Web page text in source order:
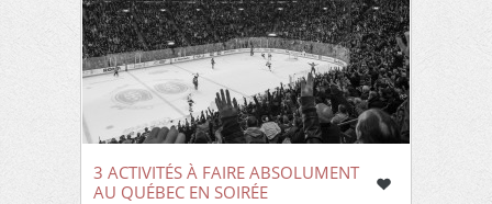
3 ACTIVITÉS À FAIRE ABSOLUMENT
AU QUÉBEC EN SOIRÉE